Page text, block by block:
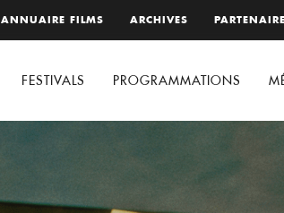
ANNUAIRE FILMS ARCHIVES
FESTIVALS PROGRAMMATIONS